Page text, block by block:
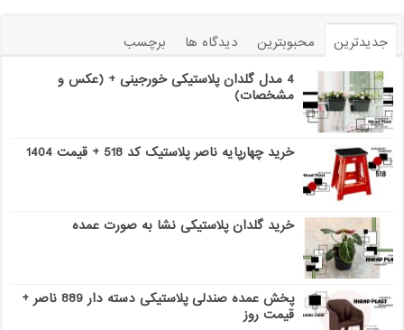
جدیدترین محبوبترین دیدگاه ها
برچسب
4 مدل گلدان پلاستیکی خورجینی + (عکس و
مشخصات)
خرید چهارپایه ناصر پلاستیک کد 518 + قیمت 1404
خرید گلدان پلاستیکی نشا به صورت عمده
پخش عمده صندلی پلاستیکی دسته دار 889 ناصر +
قیمت روز